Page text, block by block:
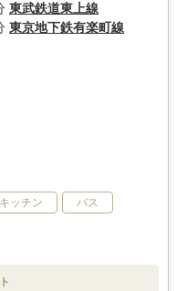
東武鉄道東上線
東京地下鉄有楽町線
キッチン バス